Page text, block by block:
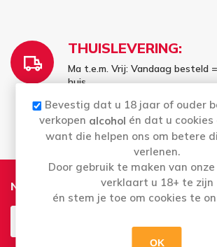
THUISLEVERING:
Ma t.e.m. Vrij: Vandaag besteld
huis
maandag geleverd
Nieuwsbrief
Bevestig dat u 18 jaar of ouder
verkopen alcohol én dat u
want die helpen ons om betere
verlenen.
Door gebruik te maken van
verklaart u 18+ te zijn
én stem je toe om cookies te
OK